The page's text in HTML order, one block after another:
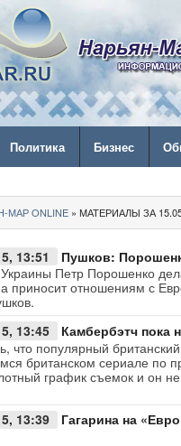
Политика Бизнес
МАР ONLINE » МАТЕРИАЛЫ ЗА
13:51
Пушков:
Петр Порошенко
приносит отношениям с
13:45
Камбербэтч пока
что популярный
британском сериале по
график съемок и он
13:39 Гагарина на